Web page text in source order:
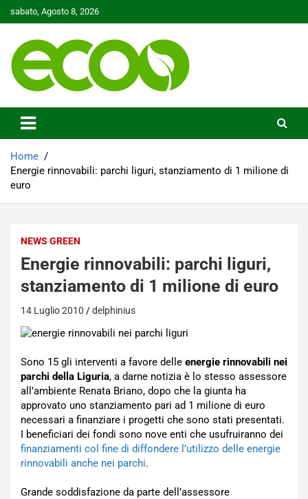
to
sabato, Agosto 8, 2026
Ecoo.it
Home
Energie rinnovabili: parchi liguri, stanziamento di 1 milione di
euro
NEWS GREEN
Energie rinnovabili: parchi liguri,
stanziamento di 1 milione di euro
14 Luglio 2010 delphinius
Sono 15 gli interventi a favore delle energie rinnovabili nei
parchi della Liguria, a darne notizia è lo stesso assessore
all’ambiente Renata Briano, dopo che la giunta ha
approvato uno stanziamento pari ad 1 milione di euro
necessari a finanziare i progetti che sono stati presentati.
I beneficiari dei fondi sono nove enti che usufruiranno dei
finanziamenti col fine di diffondere l’utilizzo delle energie
rinnovabili anche nei parchi.
Grande soddisfazione da parte dell’assessore